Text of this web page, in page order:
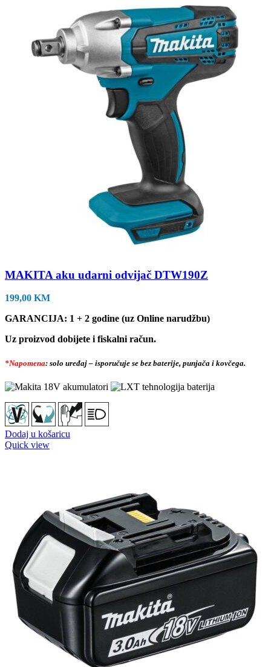
MAKITA aku udarni odvijač DTW190Z
199,00 KM
GARANCIJA: 1 + 2 godine (uz Online narudžbu)
Uz proizvod dobijete i fiskalni račun.
*Napomena: solo uređaj – isporučuje se bez baterije, punjača i kovčega.
Dodaj u košaricu
Quick view